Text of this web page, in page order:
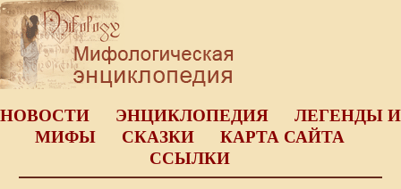
НОВОСТИ ЭНЦИКЛОПЕДИЯ
ЛЕГЕНДЫ И
МИФЫ
СКАЗКИ
КАРТА САЙТА
ССЫЛКИ